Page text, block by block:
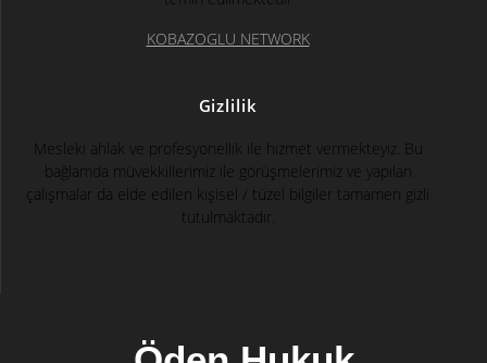
KOBAZOGLU NETWORK
Gizlilik
Mesleki ahlak ve profesyonellik ile hizmet vermekteyiz. Bu
bağlamda müvekkillerimiz ile görüşmelerimiz ve yapılan
çalışmalar da elde edilen kişisel / tüzel bilgiler tamamen gizli
tutulmaktadır.